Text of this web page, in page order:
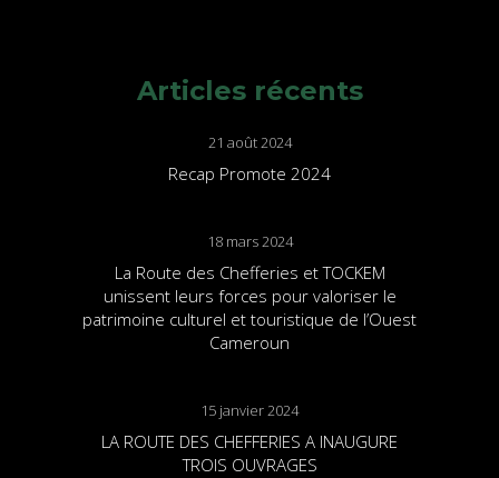
Articles récents
21 août 2024
Recap Promote 2024
18 mars 2024
La Route des Chefferies et TOCKEM
unissent leurs forces pour valoriser le
patrimoine culturel et touristique de l’Ouest
Cameroun
15 janvier 2024
LA ROUTE DES CHEFFERIES A INAUGURE
TROIS OUVRAGES